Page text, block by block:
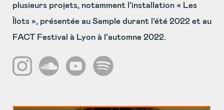
plusieurs projets, notamment l’installation « Les
Îlots », présentée au Sample durant l’été 2022 et au
FACT Festival à Lyon à l’automne 2022.